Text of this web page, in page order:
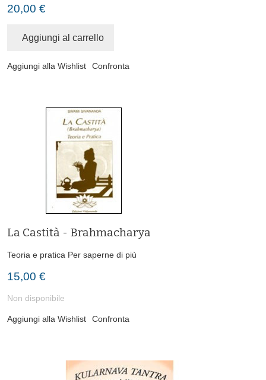
20,00 €
Aggiungi al carrello
Aggiungi alla Wishlist Confronta
La Castità - Brahmacharya
Teoria e pratica Per saperne di più
15,00 €
Non disponibile
Aggiungi alla Wishlist Confronta